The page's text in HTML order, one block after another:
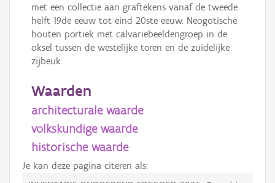
met een collectie aan graftekens vanaf de tweede
helft 19de eeuw tot eind 20ste eeuw. Neogotische
houten portiek met calvariebeeldengroep in de
oksel tussen de westelijke toren en de zuidelijke
zijbeuk.
Waarden
architecturale waarde
volkskundige waarde
historische waarde
Je kan deze pagina citeren als: